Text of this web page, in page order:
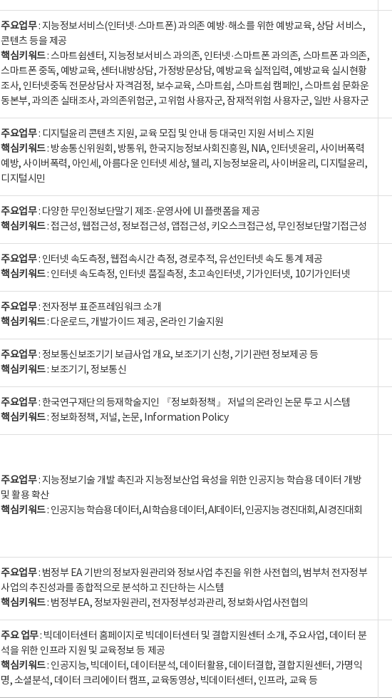
주요업무: 지능정보서비스(인터넷·스마트폰) 과의존 예방·해소를 위한 예방교육, 상담 서비스,
콘텐츠 등을 제공
핵심키워드: 스마트쉼센터, 지능정보서비스 과의존, 인터넷·스마트폰 과의존, 스마트폰 과의존,
스마트폰 중독, 예방교육, 센터내방상담, 가정방문상담, 예방교육 실적입력, 예방교육 실시현황
조사, 인터넷중독 전문상담사 자격검정, 보수교육, 스마트쉼, 스마트쉼 캠페인, 스마트쉼 문화운
동본부, 과의존 실태조사, 과의존위험군, 고위험 사용자군, 잠재적위험 사용자군, 일반 사용자군
주요업무: 디지털윤리 콘텐츠 지원, 교육 모집 및 안내 등 대국민 지원 서비스 지원
핵심키워드: 방송통신위원회, 방통위, 한국지능정보사회진흥원, NIA, 인터넷윤리, 사이버폭력
예방, 사이버폭력, 아인세, 아름다운 인터넷 세상, 웰리, 지능정보윤리, 사이버윤리, 디지털윤리,
디지털시민
주요업무: 다양한 무인정보단말기 제조·운영사에 UI 플랫폼을 제공
핵심키워드: 접근성, 웹접근성, 정보접근성, 앱접근성, 키오스크접근성, 무인정보단말기접근성
주요업무: 인터넷 속도측정, 웹접속시간 측정, 경로추적, 유선인터넷 속도 통계 제공
핵심키워드: 인터넷 속도측정, 인터넷 품질측정, 초고속인터넷, 기가인터넷, 10기가인터넷
주요업무: 전자정부 표준프레임워크 소개
핵심키워드: 다운로드, 개발가이드 제공, 온라인 기술지원
주요업무: 정보통신보조기기 보급사업 개요, 보조기기 신청, 기기관련 정보제공 등
핵심키워드: 보조기기, 정보통신
주요업무: 한국연구재단의 등재학술지인 『정보화정책』 저널의 온라인 논문 투고 시스템
핵심키워드: 정보화정책, 저널, 논문, Information Policy
주요업무: 지능정보기술 개발 촉진과 지능정보산업 육성을 위한 인공지능 학습용 데이터 개방
및 활용 확산
핵심키워드: 인공지능 학습용 데이터, AI 학습용 데이터, AI데이터, 인공지능 경진대회, AI 경진대회
주요업무: 범정부 EA 기반의 정보자원관리와 정보사업 추진을 위한 사전협의, 범부처 전자정부
사업의 추진성과를 종합적으로 분석하고 진단하는 시스템
핵심키워드: 범정부EA, 정보자원관리, 전자정부성과관리, 정보화사업사전협의
주요 업무: 빅데이터센터 홈페이지로 빅데이터센터 및 결합지원센터 소개, 주요사업, 데이터 분
석을 위한 인프라 지원 및 교육정보 등 제공
핵심키워드: 인공지능, 빅데이터, 데이터분석, 데이터활용, 데이터결합, 결합지원센터, 가명익
명, 소셜분석, 데이터 크리에이터 캠프, 교육동영상, 빅데이터센터, 인프라, 교육 등